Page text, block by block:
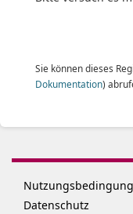
Sie können dieses
Dokumentation)
Datenschutz